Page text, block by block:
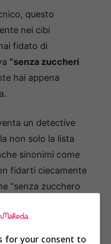
questo
nei cibi
fidato di
“senza zuccheri
hai appena
un detective
non solo la lista
sinonimi come
fidarti ciecamente
“senza zucchero
spoglie.
for your consent to